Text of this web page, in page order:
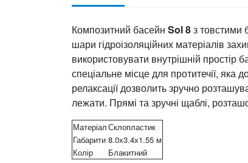
Композитний басейн Sol 8з товстими
шари гідроізоляційних матеріалів
використовувати внутрішній
спеціальне місце для протитечії,
релаксації дозволить зручно
лежати. Прямі та зручні щаблі,
МатеріалСклопластик
Габарити 8.0х3.4х1.55 м
Колір
Блакитний